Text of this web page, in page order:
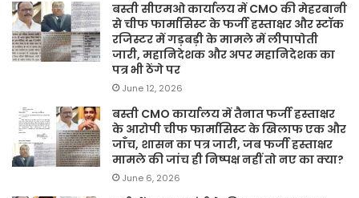
बस्ती सीएमओ कार्यालय में CMO की मेहरबानी
से चीफ फार्मासिस्ट के फर्जी हस्ताक्षर और स्टॉक
रजिस्टर में गड़बड़ी के मामले में लीपापोती
जारी, महानिदेशक और अपर महानिदेशक का
पत्र भी ठेंगे पर
June 12, 2026
बस्ती CMO कार्यालय में तैनात फर्जी हस्ताक्षर
के आरोपी चीफ फार्मासिस्ट के खिलाफ एक और
जाँच, शासन का पत्र जारी, जब फर्जी हस्ताक्षर
मामले की जांच ही निष्पक्ष नहीं तो नए का क्या?
June 6, 2026